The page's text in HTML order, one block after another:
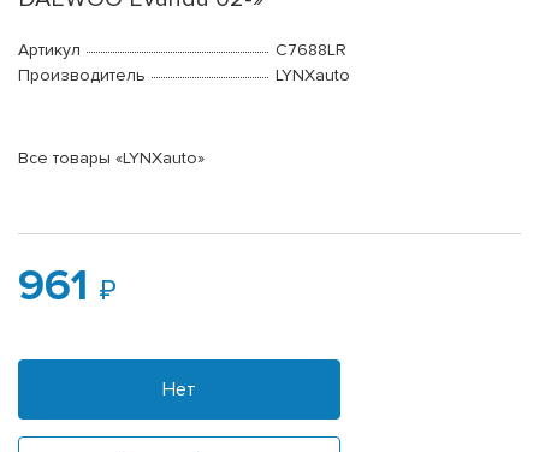
Артикул
C7688LR
Производитель
LYNXauto
Все товары «LYNXauto»
961
Нет